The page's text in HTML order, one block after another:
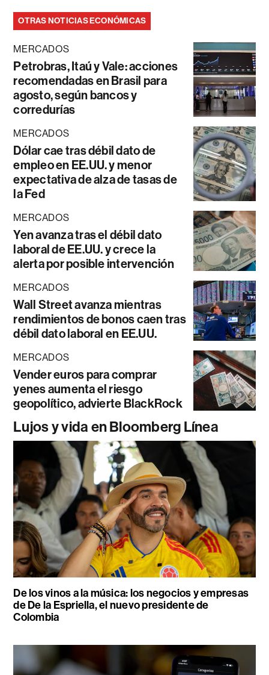
OTRAS NOTICIAS ECONÓMICAS
MERCADOS
Petrobras, Itaú y Vale: acciones
recomendadas en Brasil para
agosto, según bancos y
corredurías
MERCADOS
Dólar cae tras débil dato de
empleo en EE.UU. y menor
expectativa de alza de tasas de
la Fed
MERCADOS
Yen avanza tras el débil dato
laboral de EE.UU. y crece la
alerta por posible intervención
MERCADOS
Wall Street avanza mientras
rendimientos de bonos caen tras
débil dato laboral en EE.UU.
MERCADOS
Vender euros para comprar
yenes aumenta el riesgo
geopolítico, advierte BlackRock
Lujos y vida en Bloomberg Línea
De los vinos a la música: los negocios y empresas
de De la Espriella, el nuevo presidente de
Colombia